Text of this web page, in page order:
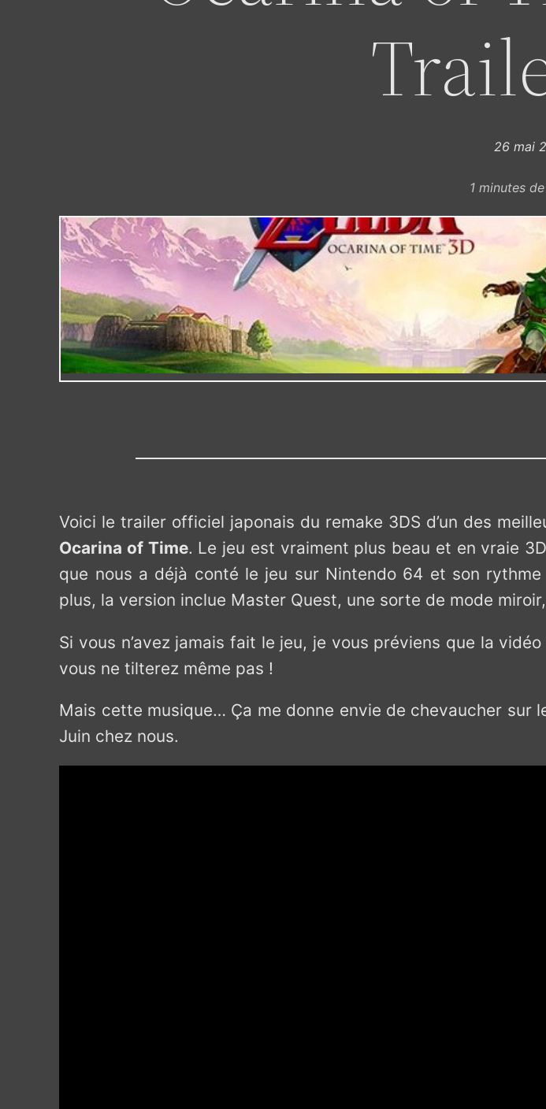
26 mai
1 minutes
Voici le trailer officiel japonais du remake 3DS d’un des
Ocarina of Time. Le jeu est vraiment plus beau et en vraie
que nous a déjà conté le jeu sur Nintendo 64 et son
plus, la version inclue Master Quest, une sorte de mode
Si vous n’avez jamais fait le jeu, je vous préviens que la
vous ne tilterez même pas !
Mais cette musique… Ça me donne envie de chevaucher sur
Juin chez nous.